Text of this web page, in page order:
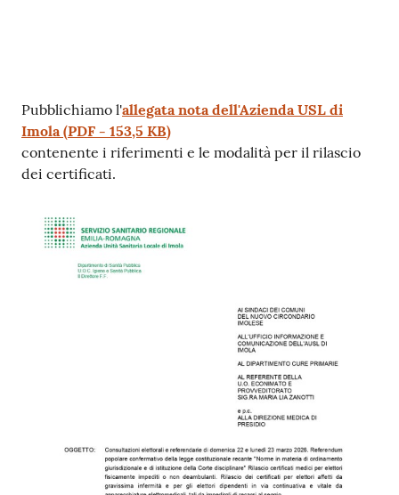
Contenuto
Pubblichiamo l'allegata nota dell'Azienda USL di
Imola(PDF - 153,5 KB)
contenente i riferimenti e le modalità per il rilascio
dei certificati.